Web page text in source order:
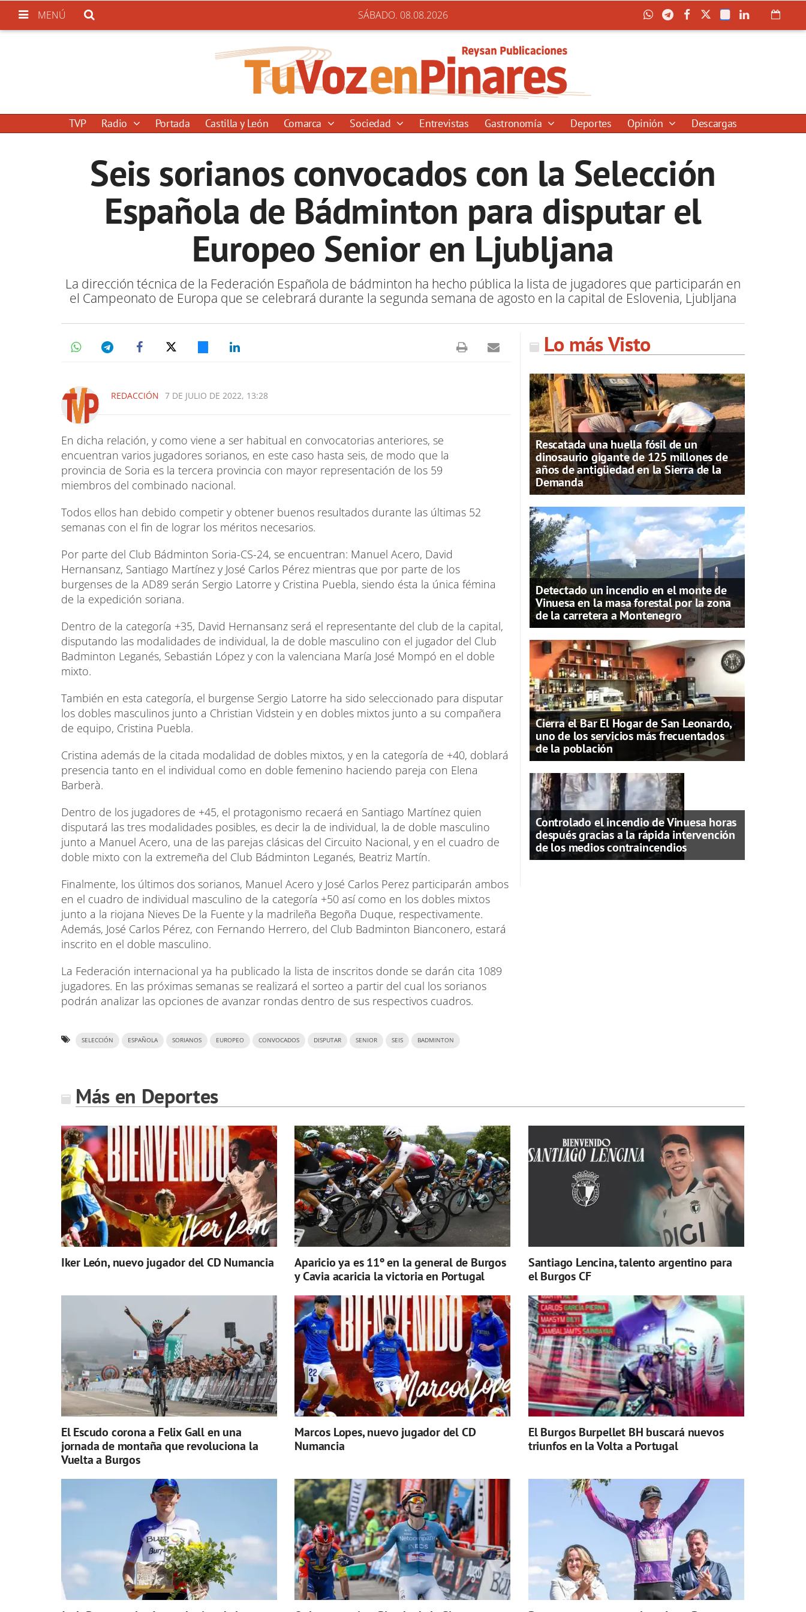
MENÚ SÁBADO. 08.08.2026
TVP Radio Portada Castilla y León Comarca Sociedad Entrevistas Gastronomía Deportes Opinión Descargas
Seis sorianos convocados con la Selección
Española de Bádminton para disputar el
Europeo Senior en Ljubljana
La dirección técnica de la Federación Española de bádminton ha hecho pública la lista de jugadores que participarán en
el Campeonato de Europa que se celebrará durante la segunda semana de agosto en la capital de Eslovenia, Ljubljana
REDACCIÓN 7 DE JULIO DE 2022, 13:28
En dicha relación, y como viene a ser habitual en convocatorias anteriores, se
encuentran varios jugadores sorianos, en este caso hasta seis, de modo que la
provincia de Soria es la tercera provincia con mayor representación de los 59
miembros del combinado nacional.
Todos ellos han debido competir y obtener buenos resultados durante las últimas 52
semanas con el fin de lograr los méritos necesarios.
Por parte del Club Bádminton Soria-CS-24, se encuentran: Manuel Acero, David
Hernansanz, Santiago Martínez y José Carlos Pérez mientras que por parte de los
burgenses de la AD89 serán Sergio Latorre y Cristina Puebla, siendo ésta la única fémina
de la expedición soriana.
Dentro de la categoría +35, David Hernansanz será el representante del club de la capital,
disputando las modalidades de individual, la de doble masculino con el jugador del Club
Badminton Leganés, Sebastián López y con la valenciana María José Mompó en el doble
mixto.
También en esta categoría, el burgense Sergio Latorre ha sido seleccionado para disputar
los dobles masculinos junto a Christian Vidstein y en dobles mixtos junto a su compañera
de equipo, Cristina Puebla.
Cristina además de la citada modalidad de dobles mixtos, y en la categoría de +40, doblará
presencia tanto en el individual como en doble femenino haciendo pareja con Elena
Barberà.
Dentro de los jugadores de +45, el protagonismo recaerá en Santiago Martínez quien
disputará las tres modalidades posibles, es decir la de individual, la de doble masculino
junto a Manuel Acero, una de las parejas clásicas del Circuito Nacional, y en el cuadro de
doble mixto con la extremeña del Club Bádminton Leganés, Beatriz Martín.
Finalmente, los últimos dos sorianos, Manuel Acero y José Carlos Perez participarán ambos
en el cuadro de individual masculino de la categoría +50 así como en los dobles mixtos
junto a la riojana Nieves De la Fuente y la madrileña Begoña Duque, respectivamente.
Además, José Carlos Pérez, con Fernando Herrero, del Club Badminton Bianconero, estará
inscrito en el doble masculino.
La Federación internacional ya ha publicado la lista de inscritos donde se darán cita 1089
jugadores. En las próximas semanas se realizará el sorteo a partir del cual los sorianos
podrán analizar las opciones de avanzar rondas dentro de sus respectivos cuadros.
SELECCIÓN ESPAÑOLA SORIANOS EUROPEO CONVOCADOS DISPUTAR SENIOR SEIS BADMINTON
Lo más Visto
Rescatada una huella fósil de un
dinosaurio gigante de 125 millones de
años de antigüedad en la Sierra de la
Demanda
Detectado un incendio en el monte de
Vinuesa en la masa forestal por la zona
de la carretera a Montenegro
Cierra el Bar El Hogar de San Leonardo,
uno de los servicios más frecuentados
de la población
Controlado el incendio de Vinuesa horas
después gracias a la rápida intervención
de los medios contraincendios
Más en Deportes
Iker León, nuevo jugador del CD Numancia
Aparicio ya es 11º en la general de Burgos
y Cavia acaricia la victoria en Portugal
Santiago Lencina, talento argentino para
el Burgos CF
El Escudo corona a Felix Gall en una
jornada de montaña que revoluciona la
Vuelta a Burgos
Marcos Lopes, nuevo jugador del CD
Numancia
El Burgos Burpellet BH buscará nuevos
triunfos en la Volta a Portugal